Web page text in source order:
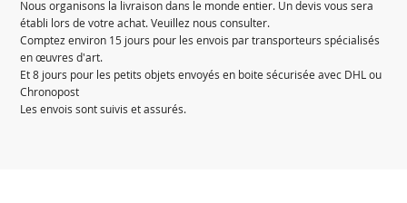
Nous organisons la livraison dans le monde entier. Un devis vous sera
établi lors de votre achat. Veuillez nous consulter.
Comptez environ 15 jours pour les envois par transporteurs spécialisés
en œuvres d'art.
Et 8 jours pour les petits objets envoyés en boite sécurisée avec DHL ou
Chronopost
Les envois sont suivis et assurés.